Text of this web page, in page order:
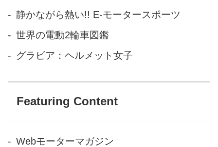
静かながら熱い!! E-モータースポーツ
世界の電動2輪車図鑑
グラビア：ヘルメット女子
Featuring Content
Webモーターマガジン